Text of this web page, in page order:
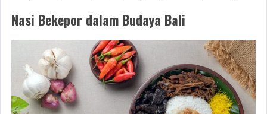
Nasi Bekepor dalam Budaya Bali